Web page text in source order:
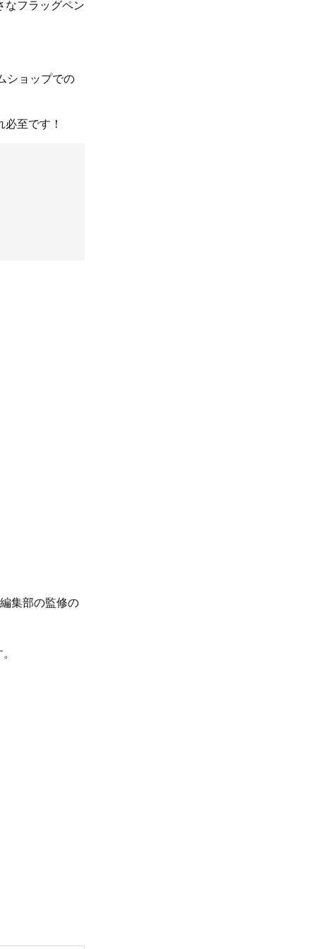
なフラッグペン
ショップでの
至です！
集部の監修の